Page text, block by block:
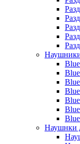
Наушнки